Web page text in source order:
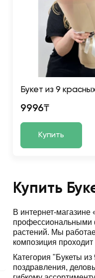
Букет из 9
9996₸
Купить
Купить
В интернет-
профессиональными
растений. Мы
композиция проходит
Категория "Букеты
поздравления,